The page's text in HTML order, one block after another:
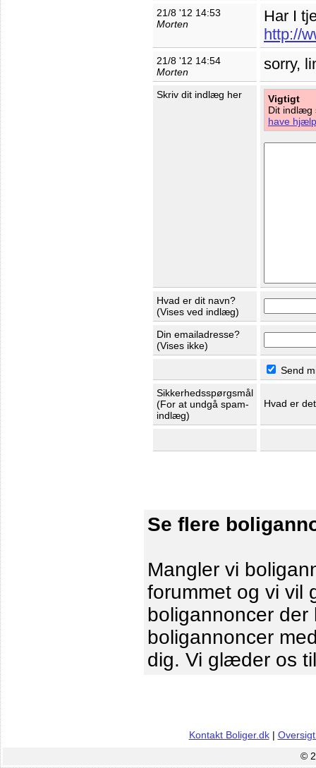
21/8 '12 14:53
Morten
Har I
http://
21/8 '12 14:54
Morten
sorry,
Skriv dit indlæg her
Vigtigt
Dit indlæg
have
Hvad er dit navn?
(Vises ved indlæg)
Din emailadresse?
(Vises ikke)
Send
Sikkerhedsspørgsmål
(For at undgå spam-
indlæg)
Hvad er
Se flere
Mangler vi
forummet og vi vil
boligannoncer der
boligannoncer
dig. Vi glæder os
Kontakt Boliger.dk|
©